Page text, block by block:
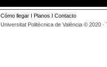
Cómo llegar I Planos I Contacto
Universitat Politècnica de València © 2020 ·